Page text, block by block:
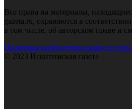
Все права на материалы,
gazeta.ru, охраняются в
в том числе, об авторском праве и
Политика конфиденциальности
© 2023 Искитимская газета